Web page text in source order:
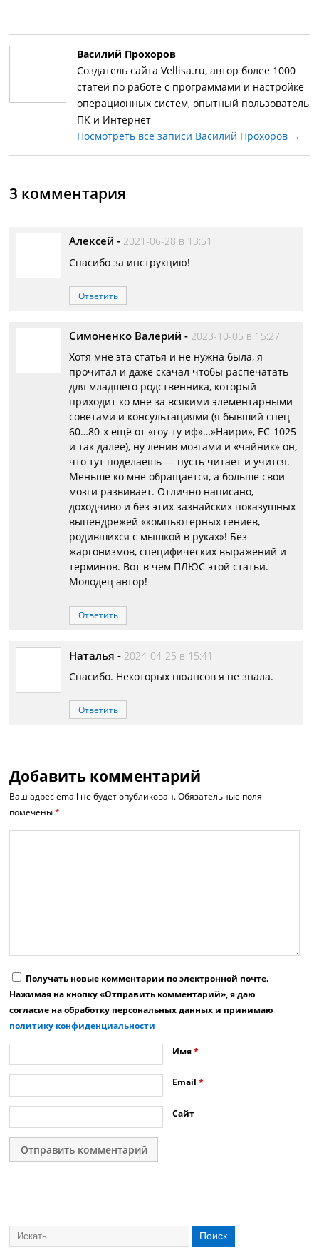
Василий Прохоров
Создатель сайта Vellisa.ru, автор более 1000
статей по работе с программами и настройке
операционных систем, опытный пользователь
ПК и Интернет
Посмотреть все записи Василий Прохоров →
3 комментария
Алексей - 2021-06-28 в 13:51
Спасибо за инструкцию!
Ответить
Симоненко Валерий - 2023-10-05 в 15:27
Хотя мне эта статья и не нужна была, я
прочитал и даже скачал чтобы распечатать
для младшего родственника, который
приходит ко мне за всякими элементарными
советами и консультациями (я бывший спец
60…80-х ещё от «гоу-ту иф»…»Наири», ЕС-1025
и так далее), ну ленив мозгами и «чайник» он,
что тут поделаешь — пусть читает и учится.
Меньше ко мне обращается, а больше свои
мозги развивает. Отлично написано,
доходчиво и без этих зазнайских показушных
выпендрежей «компьютерных гениев,
родившихся с мышкой в руках»! Без
жаргонизмов, специфических выражений и
терминов. Вот в чем ПЛЮС этой статьи.
Молодец автор!
Ответить
Наталья - 2024-04-25 в 15:41
Спасибо. Некоторых нюансов я не знала.
Ответить
Добавить комментарий
Ваш адрес email не будет опубликован. Обязательные поля
помечены*
Получать новые комментарии по электронной почте.
Нажимая на кнопку «Отправить комментарий», я даю
согласие на обработку персональных данных и принимаю
политику конфиденциальности
Имя*
Email*
Сайт